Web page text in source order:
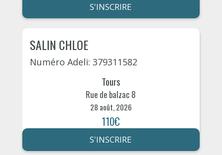
S'INSCRIRE
SALIN CHLOE
Numéro Adeli: 379311582
Tours
Rue de balzac 8
28 août, 2026
110€
S'INSCRIRE